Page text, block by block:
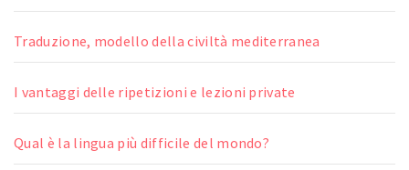
Traduzione, modello della civiltà mediterranea
I vantaggi delle ripetizioni e lezioni private
Qual è la lingua più difficile del mondo?